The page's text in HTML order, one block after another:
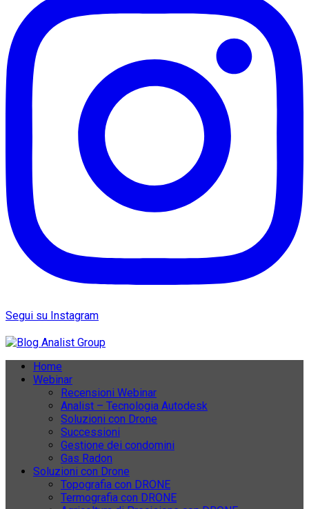
Segui su Instagram
Home
Webinar
Recensioni Webinar
Analist – Tecnologia Autodesk
Soluzioni con Drone
Successioni
Gestione dei condomini
Gas Radon
Soluzioni con Drone
Topografia con DRONE
Termografia con DRONE